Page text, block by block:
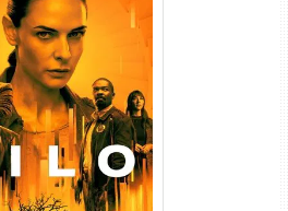
Torrent
WEB-DL
4K Dual Áudio